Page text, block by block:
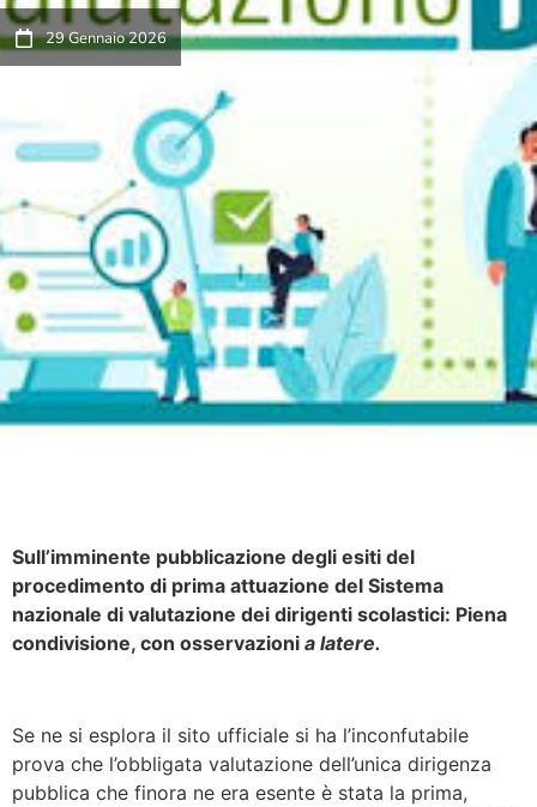
29 Gennaio 2026
Sull’imminente pubblicazione degli esiti del
procedimento di prima attuazione del Sistema
nazionale di valutazione dei dirigenti scolastici: Piena
condivisione, con osservazioni a latere.
Se ne si esplora il sito ufficiale si ha l’inconfutabile
prova che l’obbligata valutazione dell’unica dirigenza
pubblica che finora ne era esente è stata la prima,